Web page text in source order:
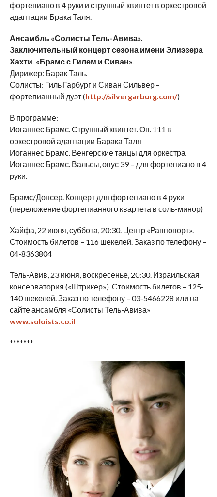
фортепиано в 4 руки и струнный квинтет в оркестровой
адаптации Брака Таля.
Ансамбль «Солисты Тель-Авива».
Заключительный концерт сезона имени Элиэзера
Хахти. «Брамс с Гилем и Сиван».
Дирижер: Барак Таль.
Солисты: Гиль Гарбург и Сиван Сильвер –
фортепианный дуэт (http://silvergarburg.com/)
В программе:
Иоганнес Брамс. Струнный квинтет. Оп. 111 в
оркестровой адаптации Барака Таля
Иоганнес Брамс. Венгерские танцы для оркестра
Иоганнес Брамс. Вальсы, опус 39 – для фортепиано в 4
руки.
Брамс/Донсер. Концерт для фортепиано в 4 руки
(переложение фортепианного квартета в соль-минор)
Хайфа, 22 июня, суббота, 20:30. Центр «Раппопорт».
Стоимость билетов – 116 шекелей. Заказ по телефону –
04-8363804
Тель-Авив, 23 июня, воскресенье, 20:30. Израильская
консерватория («Штрикер»). Стоимость билетов – 125-
140 шекелей. Заказ по телефону – 03-5466228 или на
сайте ансамбля «Солисты Тель-Авива»
www.soloists.co.il
*******